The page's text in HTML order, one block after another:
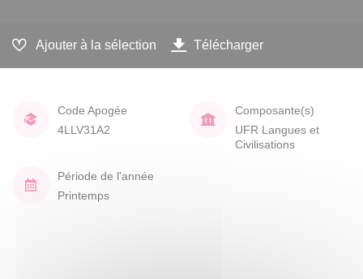
Ajouter à la sélection Télécharger
Code Apogée
4LLV31A2
Composante(s)
UFR Langues et
Civilisations
Période de l'année
Printemps